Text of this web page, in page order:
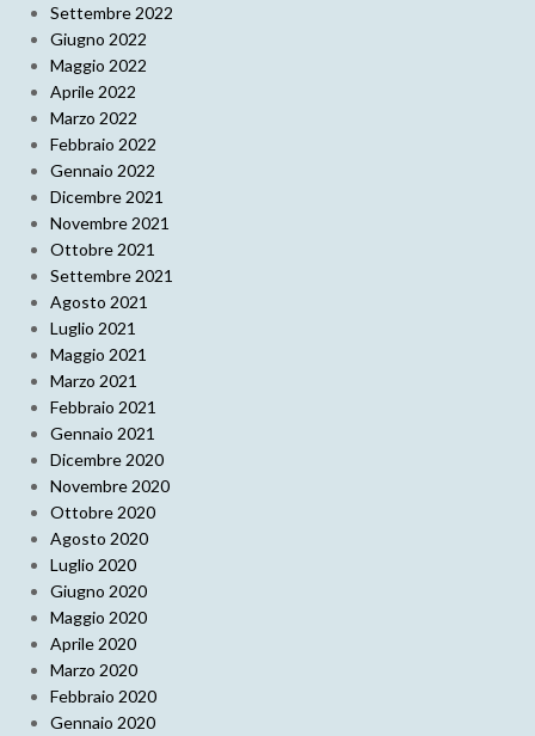
Settembre 2022
Giugno 2022
Maggio 2022
Aprile 2022
Marzo 2022
Febbraio 2022
Gennaio 2022
Dicembre 2021
Novembre 2021
Ottobre 2021
Settembre 2021
Agosto 2021
Luglio 2021
Maggio 2021
Marzo 2021
Febbraio 2021
Gennaio 2021
Dicembre 2020
Novembre 2020
Ottobre 2020
Agosto 2020
Luglio 2020
Giugno 2020
Maggio 2020
Aprile 2020
Marzo 2020
Febbraio 2020
Gennaio 2020